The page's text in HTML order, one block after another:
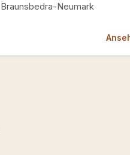
Braunsbedra-Neumark